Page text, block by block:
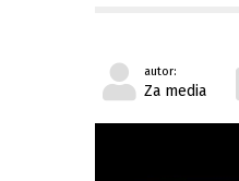
autor:
Za media